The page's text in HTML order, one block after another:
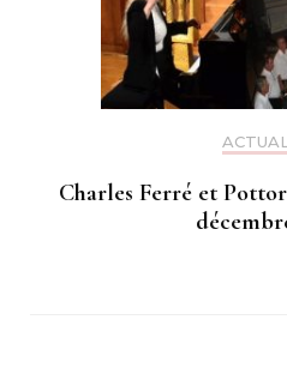
Charles Ferré et